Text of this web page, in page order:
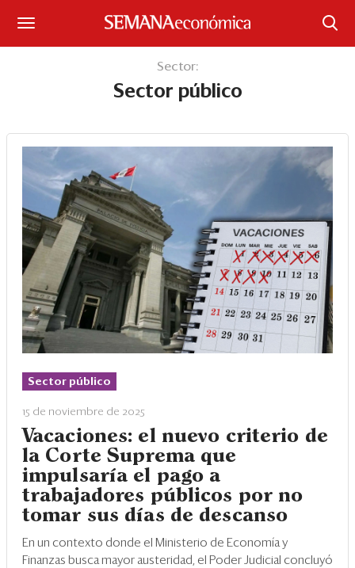
Iniciar sesión
Portada
¿Qué está pasando?
Sectores y Empresas
Management
Economía y Finanzas
Legal y Política
Eventos
Blogs
Ranking CEO
Edición Impresa
Sector:
Sector público
Sector público
15 de noviembre de 2025
Vacaciones: el nuevo criterio de
la Corte Suprema que
impulsaría el pago a
trabajadores públicos por no
tomar sus días de descanso
En un contexto donde el Ministerio de Economía y
Finanzas busca mayor austeridad, el Poder Judicial concluyó